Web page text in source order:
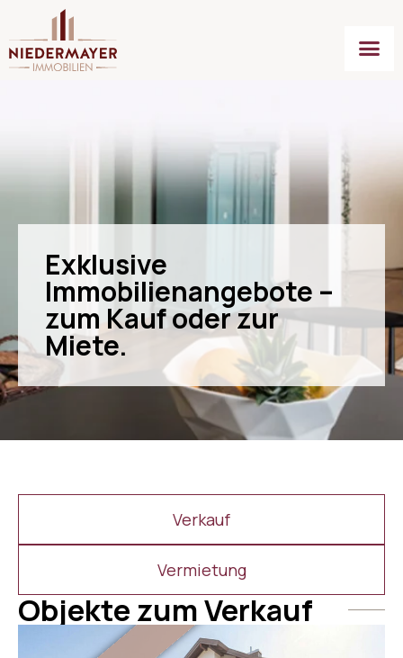
Exklusive
Immobilienangebote –
zum Kauf oder zur
Miete.
Verkauf
Vermietung
Objekte zum Verkauf